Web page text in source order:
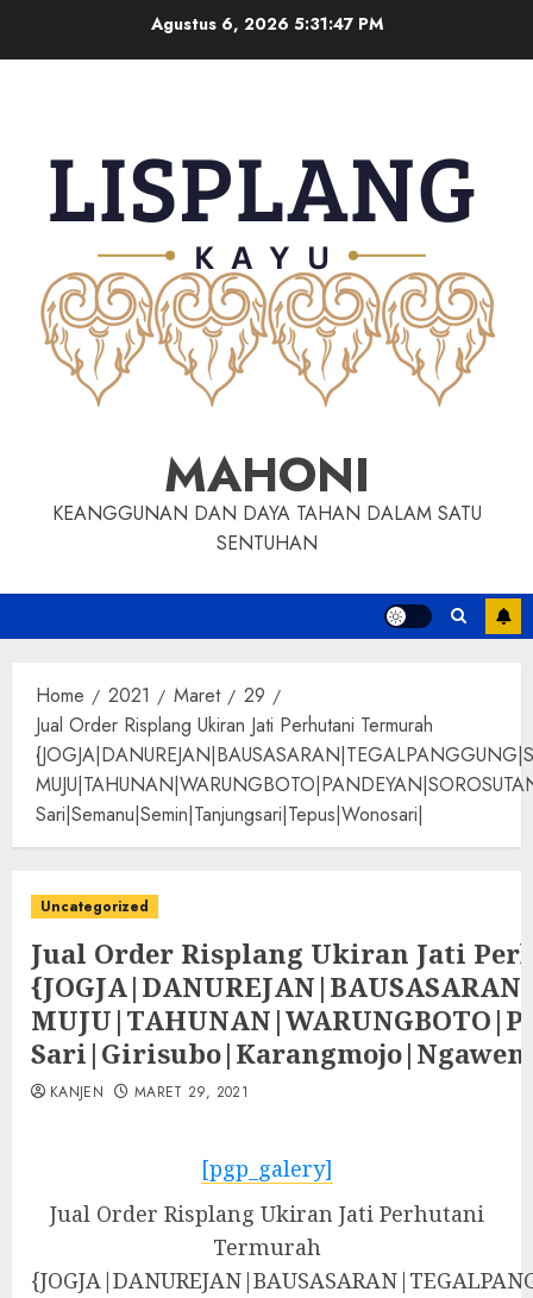
Agustus 6, 2026 5:31:48 PM
MAHONI
KEANGGUNAN DAN DAYA TAHAN DALAM SATU
SENTUHAN
Home 2021 Maret
29
Jual Order Risplang Ukiran Jati Perhutani Termurah
Sari|Semanu|Semin|Tanjungsari|Tepus|Wonosari|
Uncategorized
Jual Order Risplang Ukiran Jati
KANJEN MARET 29, 2021
[pgp_galery]
Jual Order Risplang Ukiran Jati Perhutani
Termurah